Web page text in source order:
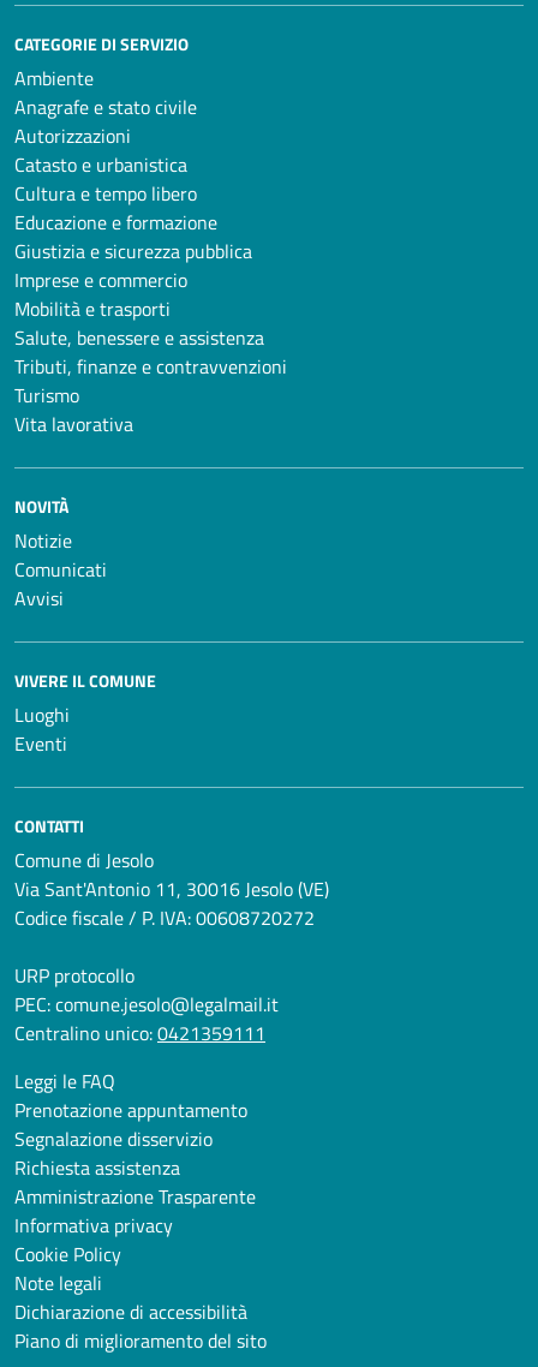
CATEGORIE DI SERVIZIO
Ambiente
Anagrafe e stato civile
Autorizzazioni
Catasto e urbanistica
Cultura e tempo libero
Educazione e formazione
Giustizia e sicurezza pubblica
Imprese e commercio
Mobilità e trasporti
Salute, benessere e assistenza
Tributi, finanze e contravvenzioni
Turismo
Vita lavorativa
NOVITÀ
Notizie
Comunicati
Avvisi
VIVERE IL COMUNE
Luoghi
Eventi
CONTATTI
Comune di Jesolo
Via Sant'Antonio 11, 30016 Jesolo (VE)
Codice fiscale / P. IVA: 00608720272
URP protocollo
PEC:comune.jesolo@legalmail.it
Centralino unico:0421359111
Leggi le FAQ
Prenotazione appuntamento
Segnalazione disservizio
Richiesta assistenza
Amministrazione Trasparente
Informativa privacy
Cookie Policy
Note legali
Dichiarazione di accessibilità
Piano di miglioramento del sito